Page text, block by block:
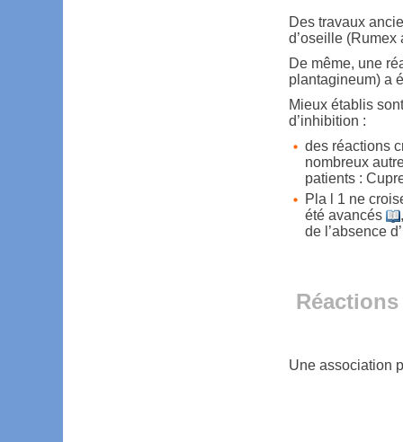
Des travaux
d’oseille
De même, une
plantagineum) a
Mieux établis
d’inhibition :
des réactions
nombreux
patients :
Pla l 1 ne
été avancés
de l’absence
Une association